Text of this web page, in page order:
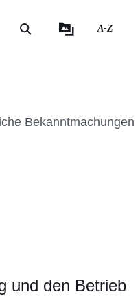
A-Z
Bekanntmachungen
und den Betrieb